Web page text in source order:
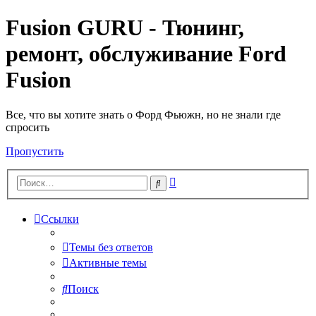
Fusion GURU - Тюнинг,
ремонт, обслуживание Ford
Fusion
Все, что вы хотите знать о Форд Фьюжн, но не знали где
спросить
Пропустить
Поиск
Ссылки
Темы без ответов
Активные темы
Поиск